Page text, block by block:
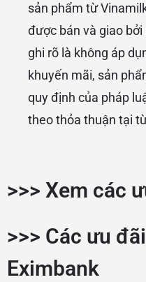
sản phẩm từ
được bán và giao
ghi rõ là không áp
khuyến mãi, sản
quy định của pháp
theo thỏa thuận tại
>>> Xem các
>>> Các ưu
Eximbank